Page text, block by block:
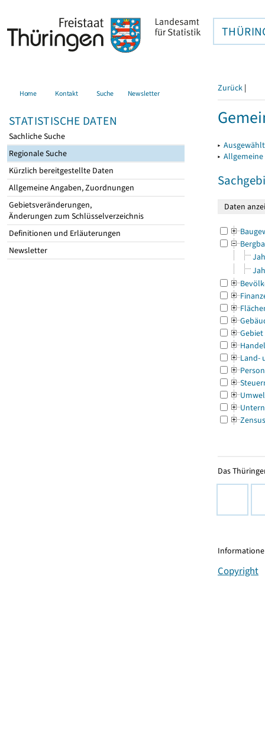
Home Kontakt Suche Newsletter
STATISTISCHE DATEN
Sachliche Suche
Regionale Suche
Kürzlich bereitgestellte Daten
Allgemeine Angaben, Zuordnungen
Gebietsveränderungen,
Änderungen zum Schlüsselverzeichnis
Definitionen und Erläuterungen
Newsletter
Zurück |
▸
▸
Gebiet
Land-
Zensus
Das
Copyright